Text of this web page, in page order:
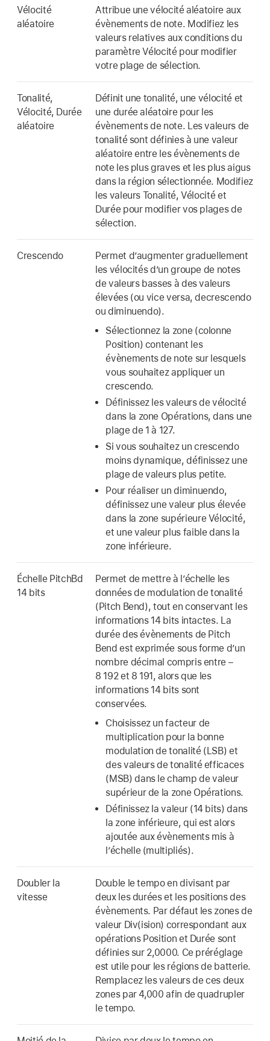
Vélocité
aléatoire
Attribue une vélocité aléatoire aux
évènements de note. Modifiez les
valeurs relatives aux conditions du
paramètre Vélocité pour modifier
votre plage de sélection.
Tonalité,
Vélocité, Durée
aléatoire
Définit une tonalité, une vélocité et
une durée aléatoire pour les
évènements de note. Les valeurs de
tonalité sont définies à une valeur
aléatoire entre les évènements de
note les plus graves et les plus aigus
dans la région sélectionnée. Modifiez
les valeurs Tonalité, Vélocité et
Durée pour modifier vos plages de
sélection.
Crescendo
Permet d’augmenter graduellement
les vélocités d’un groupe de notes
de valeurs basses à des valeurs
élevées (ou vice versa, decrescendo
ou diminuendo).
Sélectionnez la zone (colonne
Position) contenant les
évènements de note sur lesquels
vous souhaitez appliquer un
crescendo.
Définissez les valeurs de vélocité
dans la zone Opérations, dans une
plage de 1 à 127.
Si vous souhaitez un crescendo
moins dynamique, définissez une
plage de valeurs plus petite.
Pour réaliser un diminuendo,
définissez une valeur plus élevée
dans la zone supérieure Vélocité,
et une valeur plus faible dans la
zone inférieure.
Échelle PitchBd
14 bits
Permet de mettre à l’échelle les
données de modulation de tonalité
(Pitch Bend), tout en conservant les
informations 14 bits intactes. La
durée des évènements de Pitch
Bend est exprimée sous forme d’un
nombre décimal compris entre –
8 192 et 8 191, alors que les
informations 14 bits sont
conservées.
Choisissez un facteur de
multiplication pour la bonne
modulation de tonalité (LSB) et
des valeurs de tonalité efficaces
(MSB) dans le champ de valeur
supérieur de la zone Opérations.
Définissez la valeur (14 bits) dans
la zone inférieure, qui est alors
ajoutée aux évènements mis à
l’échelle (multipliés).
Doubler la
vitesse
Double le tempo en divisant par
deux les durées et les positions des
évènements. Par défaut les zones de
valeur Div(ision) correspondant aux
opérations Position et Durée sont
définies sur 2,0000. Ce préréglage
est utile pour les régions de batterie.
Remplacez les valeurs de ces deux
zones par 4,000 afin de quadrupler
le tempo.